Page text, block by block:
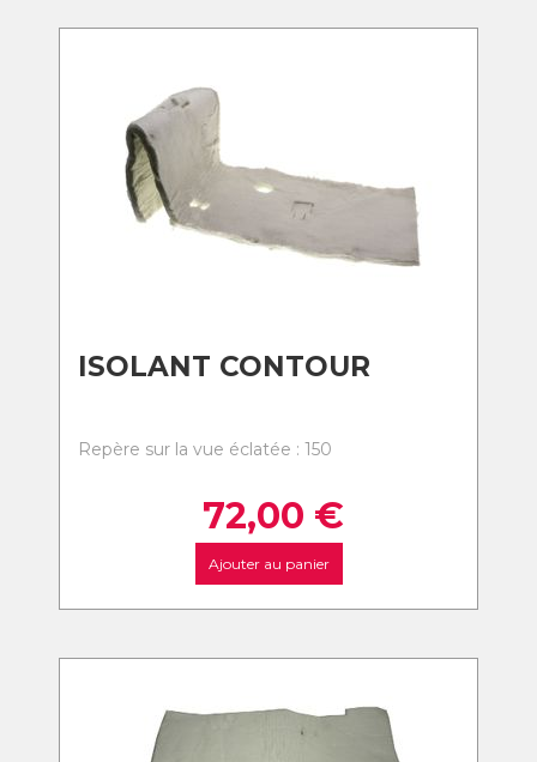
ISOLANT CONTOUR
Repère sur la vue éclatée : 150
72,00 €
Ajouter au panier